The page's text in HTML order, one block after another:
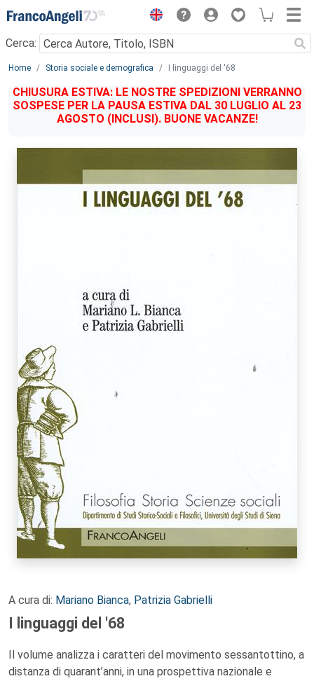
Menu
Cerca:
Main content
Home Storia sociale e demografica I linguaggi del '68
CHIUSURA ESTIVA: LE NOSTRE SPEDIZIONI VERRANNO
SOSPESE PER LA PAUSA ESTIVA DAL 30 LUGLIO AL 23
AGOSTO (INCLUSI). BUONE VACANZE!
A cura di: Mariano Bianca, Patrizia Gabrielli
I linguaggi del '68
Il volume analizza i caratteri del movimento sessantottino, a
distanza di quarant’anni, in una prospettiva nazionale e